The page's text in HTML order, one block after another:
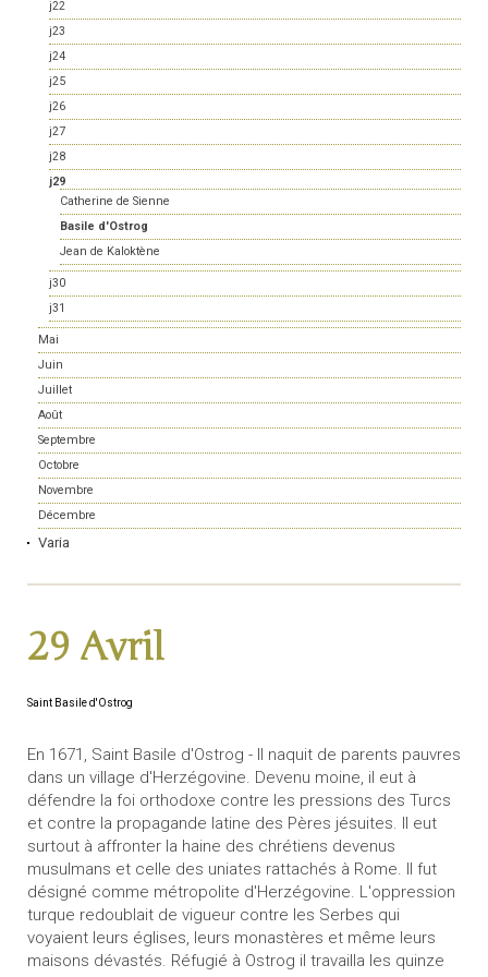
j22
j23
j24
j25
j26
j27
j28
j29
Catherine de Sienne
Basile d'Ostrog
Jean de Kaloktène
j30
j31
Mai
Juin
Juillet
Août
Septembre
Octobre
Novembre
Décembre
Varia
29 Avril
Saint Basile d'Ostrog
En 1671, Saint Basile d'Ostrog - Il naquit de parents pauvres
dans un village d'Herzégovine. Devenu moine, il eut à
défendre la foi orthodoxe contre les pressions des Turcs
et contre la propagande latine des Pères jésuites. Il eut
surtout à affronter la haine des chrétiens devenus
musulmans et celle des uniates rattachés à Rome. Il fut
désigné comme métropolite d'Herzégovine. L'oppression
turque redoublait de vigueur contre les Serbes qui
voyaient leurs églises, leurs monastères et même leurs
maisons dévastés. Réfugié à Ostrog il travailla les quinze